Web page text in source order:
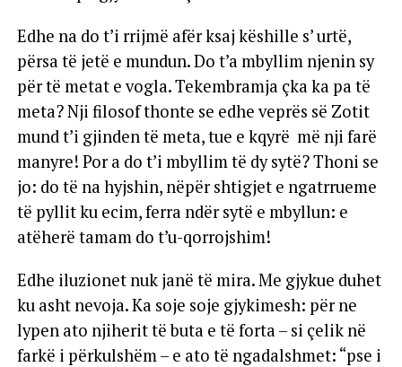
Edhe na do t’i rrijmë afër ksaj këshille s’ urtë,
përsa të jetë e mundun. Do t’a mbyllim njenin sy
për të metat e vogla. Tekembramja çka ka pa të
meta? Nji filosof thonte se edhe veprës së Zotit
mund t’i gjinden të meta, tue e kqyrë më nji farë
manyre! Por a do t’i mbyllim të dy sytë? Thoni se
jo: do të na hyjshin, nëpër shtigjet e ngatrrueme
të pyllit ku ecim, ferra ndër sytë e mbyllun: e
atëherë tamam do t’u-qorrojshim!
Edhe iluzionet nuk janë të mira. Me gjykue duhet
ku asht nevoja. Ka soje soje gjykimesh: për ne
lypen ato njiherit të buta e të forta – si çelik në
farkë i përkulshëm – e ato të ngadalshmet: “pse i